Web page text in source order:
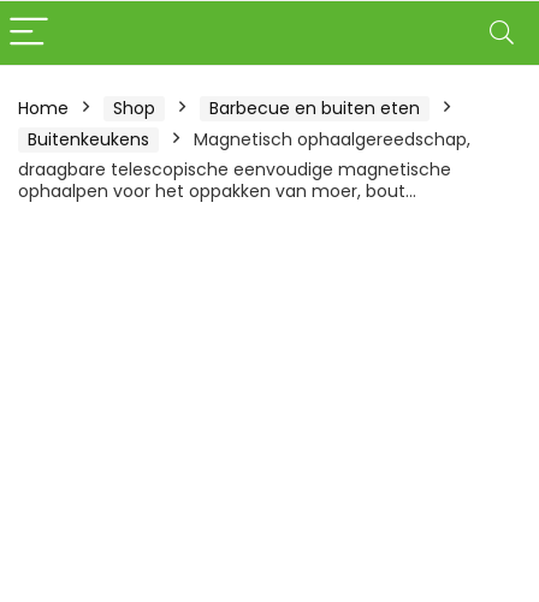
Home Shop
Barbecue en buiten eten
Buitenkeukens
Magnetisch ophaalgereedschap,
draagbare telescopische eenvoudige magnetische
ophaalpen voor het oppakken van moer, bout…